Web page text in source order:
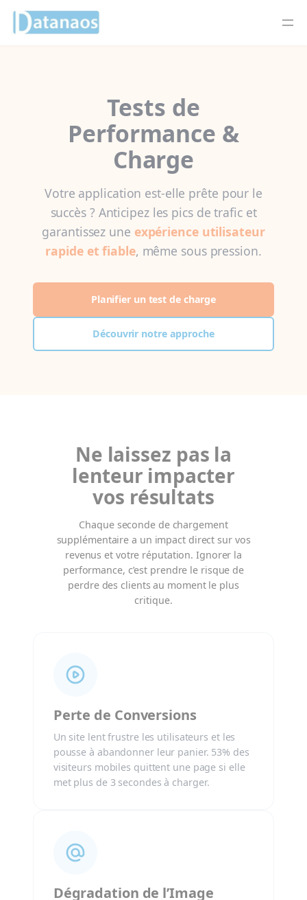
Tests de
Performance &
Charge
Votre application est-elle prête pour le
succès ? Anticipez les pics de trafic et
garantissez une expérience utilisateur
rapide et fiable, même sous pression.
Planifier un test de charge
Découvrir notre approche
Ne laissez pas la
lenteur impacter
vos résultats
Chaque seconde de chargement
supplémentaire a un impact direct sur vos
revenus et votre réputation. Ignorer la
performance, c’est prendre le risque de
perdre des clients au moment le plus
critique.
Perte de Conversions
Un site lent frustre les utilisateurs et les
pousse à abandonner leur panier. 53% des
visiteurs mobiles quittent une page si elle
met plus de 3 secondes à charger.
Dégradation de l’Image
Panneau de gestion des cookies